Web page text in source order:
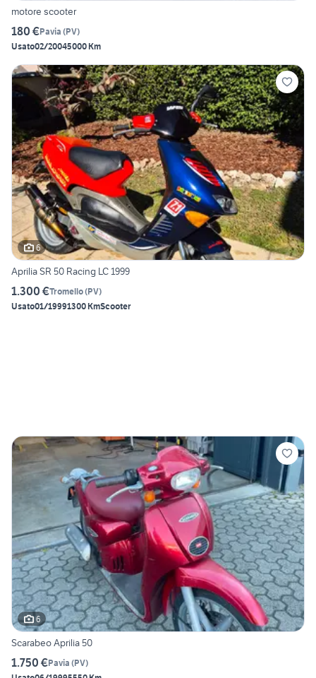
motore scooter
180 €Pavia (PV)
Usato02/20045000 Km
6
Aprilia SR 50 Racing LC 1999
1.300 €Tromello(PV)
Usato01/19991300 KmScooter
6
Scarabeo Aprilia 50
1.750 €Pavia (PV)